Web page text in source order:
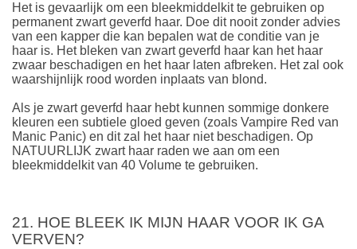
Het is gevaarlijk om een bleekmiddelkit te gebruiken op
permanent zwart geverfd haar. Doe dit nooit zonder advies
van een kapper die kan bepalen wat de conditie van je
haar is. Het bleken van zwart geverfd haar kan het haar
zwaar beschadigen en het haar laten afbreken. Het zal ook
waarshijnlijk rood worden inplaats van blond.
Als je zwart geverfd haar hebt kunnen sommige donkere
kleuren een subtiele gloed geven (zoals Vampire Red van
Manic Panic) en dit zal het haar niet beschadigen. Op
NATUURLIJK zwart haar raden we aan om een
bleekmiddelkit van 40 Volume te gebruiken.
21. HOE BLEEK IK MIJN HAAR VOOR IK GA
VERVEN?